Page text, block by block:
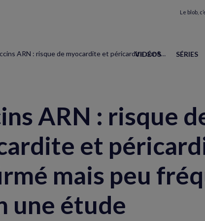
Le blob,
VIDÉOS SÉRIES
Vaccins ARN : risque de myocardite et péricardite confirmé mais peu fréquent, selon une étude
ARN : risque
et
mais peu
une étude